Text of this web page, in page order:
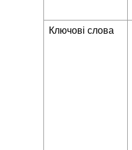
Ключові слова